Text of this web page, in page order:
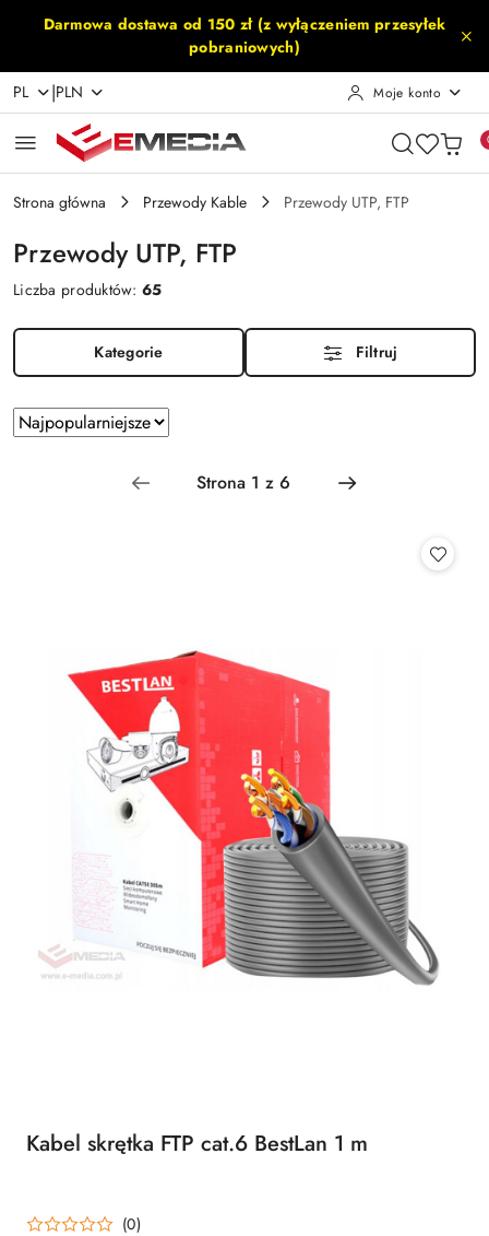
Przejdź do treści głównej
Przejdź do wyszukiwarki
Przejdź do moje konto
Przejdź do menu głównego
Przejdź do stopki
Darmowa dostawa od 150 zł (z wyłączeniem przesyłek
pobraniowych)
PL |PLN Moje konto
Strona główna Przewody Kable Przewody UTP, FTP
Przewody UTP, FTP
Liczba produktów:65
Kategorie Filtruj
Zastosowano
sortowanie:
Najpopularniejsze.
Sortuj
według
Kabel skrętka FTP cat.6 BestLan 1 m
(0)